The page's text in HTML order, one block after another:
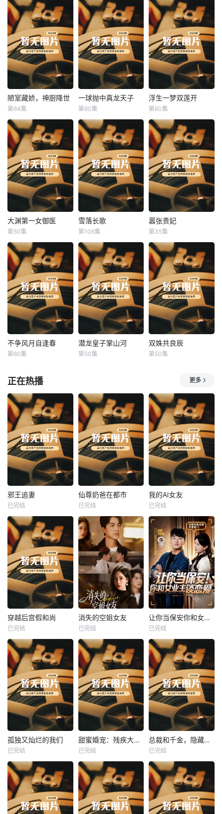
陋室藏娇，神厨降世
陋室藏娇，神厨降世
第64集
一球抛中真龙天子
一球抛中真龙天子
第60集
浮生一梦双莲开
浮生一梦双莲开
第60集
大渊第一女御医
大渊第一女御医
第50集
雪落长歌
雪落长歌
第106集
嚣张贵妃
嚣张贵妃
第35集
不争风月自逢春
不争风月自逢春
第60集
潜龙皇子掌山河
潜龙皇子掌山河
第50集
双姝共良辰
双姝共良辰
第50集
正在热播 更多
热播
邪王追妻
未知
邪王追妻
已完结
热播
未知
仙尊奶爸在都市
已完结
热播
我的AI女友
未知
我的AI女友
已完结
热播
未知
穿越后宫假和尚
已完结
热播
未知
消失的空姐女友
已完结
热播
未知
让你当保安你和女业主谈恋爱
已完结
热播
未知
孤独又灿烂的我们
已完结
热播
未知
甜蜜婚宠：残疾大佬夜夜撩
已完结
热播
未知
总裁和千金，隐藏身份闪婚了
已完结